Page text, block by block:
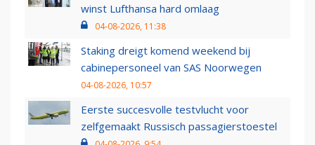
winst Lufthansa hard omlaag
04-08-2026, 11:38
Staking dreigt komend weekend bij
cabinepersoneel van SAS Noorwegen
04-08-2026, 10:57
Eerste succesvolle testvlucht voor
zelfgemaakt Russisch passagierstoestel